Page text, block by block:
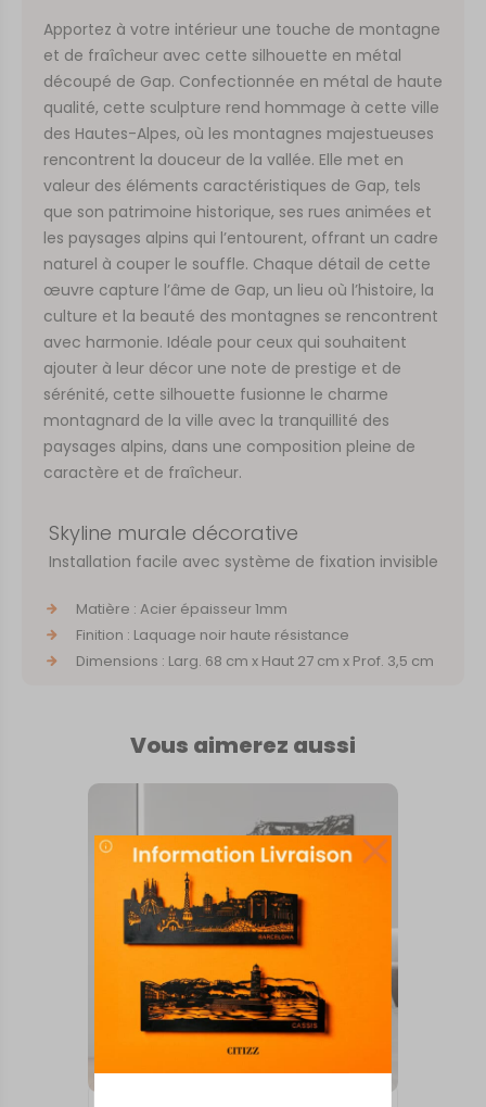
Apportez à votre intérieur une touche de montagne
et de fraîcheur avec cette silhouette en métal
découpé de Gap. Confectionnée en métal de haute
qualité, cette sculpture rend hommage à cette ville
des Hautes-Alpes, où les montagnes majestueuses
rencontrent la douceur de la vallée. Elle met en
valeur des éléments caractéristiques de Gap, tels
que son patrimoine historique, ses rues animées et
les paysages alpins qui l’entourent, offrant un cadre
naturel à couper le souffle. Chaque détail de cette
œuvre capture l’âme de Gap, un lieu où l’histoire, la
culture et la beauté des montagnes se rencontrent
avec harmonie. Idéale pour ceux qui souhaitent
ajouter à leur décor une note de prestige et de
sérénité, cette silhouette fusionne le charme
montagnard de la ville avec la tranquillité des
paysages alpins, dans une composition pleine de
caractère et de fraîcheur.
Skyline murale décorative
Installation facile avec système de fixation invisible
Matière : Acier épaisseur 1mm
Finition : Laquage noir haute résistance
Dimensions : Larg. 68 cm x Haut 27 cm x Prof. 3,5 cm
Vous aimerez aussi